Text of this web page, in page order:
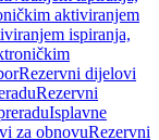
aktiviranjem
ispiranja,
Rezervni dijelovi
Rezervni
Isplavne
za obnovuRezervni